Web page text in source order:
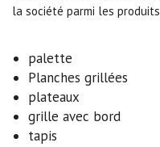
la société parmi les
palette
Planches grillées
plateaux
grille avec bord
tapis